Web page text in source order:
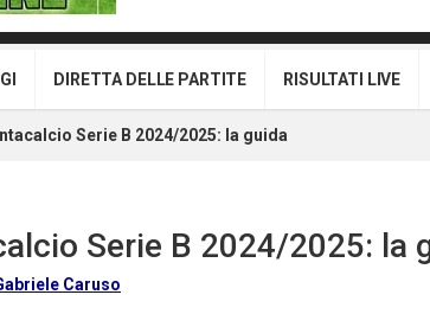
DIRETTA DELLE PARTITE RISULTATI LIVE
Serie B 2024/2025: la guida
Serie B 2024/2025: la
Caruso